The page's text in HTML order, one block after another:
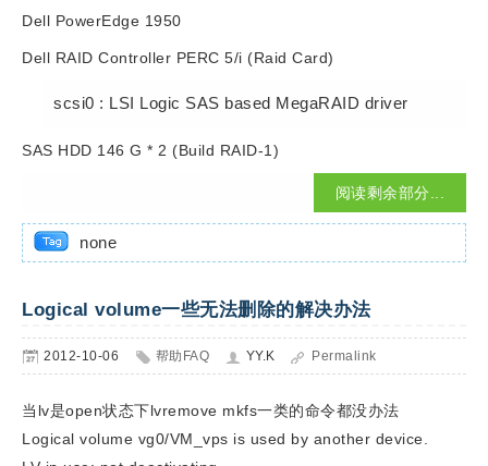
Dell PowerEdge 1950
Dell RAID Controller PERC 5/i (Raid Card)
scsi0 : LSI Logic SAS based MegaRAID driver
SAS HDD 146 G * 2 (Build RAID-1)
阅读剩余部分...
none
Logical volume一些无法删除的解决办法
2012-10-06 帮助FAQ YY.K Permalink
当lv是open状态下lvremove mkfs一类的命令都没办法
Logical volume vg0/VM_vps is used by another device.